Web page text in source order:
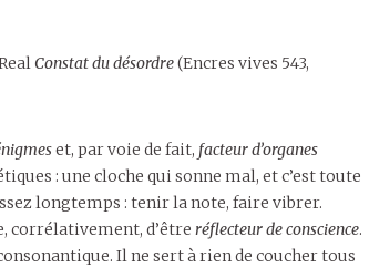
Constat du désordre(Encres vives 543,
et, par voie de fait, facteur d’organes
: une cloche qui sonne mal, et c’est toute
longtemps : tenir la note, faire vibrer.
corrélativement, d’être réflecteur de conscience.
Il ne sert à rien de coucher tous